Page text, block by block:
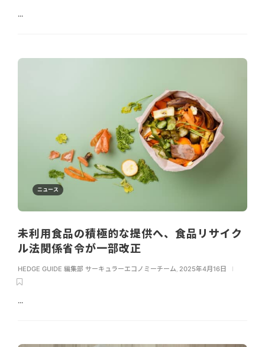
...
ニュース
未利用食品の積極的な提供へ、食品リサイク
ル法関係省令が一部改正
HEDGE GUIDE 編集部 サーキュラーエコノミーチーム 2025年4月16日
...